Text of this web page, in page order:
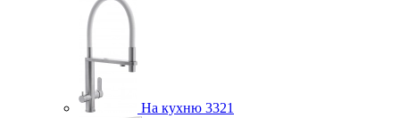
На кухню 3321